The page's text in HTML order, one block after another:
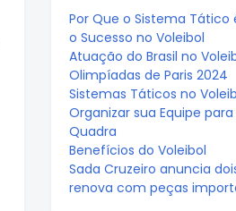
Por Que o Sistema Tático
o Sucesso no Voleibol
Atuação do Brasil no
Olimpíadas de Paris 2024
Sistemas Táticos no
Organizar sua Equipe
Quadra
Benefícios do Voleibol
Sada Cruzeiro anuncia
renova com peças